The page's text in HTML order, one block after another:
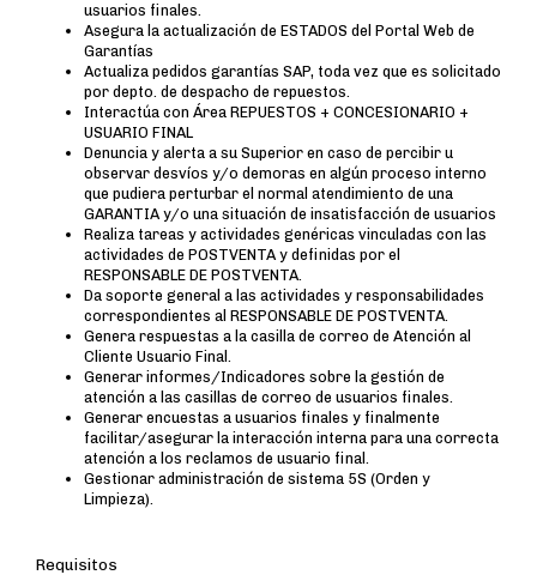
usuarios finales.
Asegura la actualización de ESTADOS del Portal Web de
Garantías
Actualiza pedidos garantías SAP, toda vez que es solicitado
por depto. de despacho de repuestos.
Interactúa con Área REPUESTOS + CONCESIONARIO +
USUARIO FINAL
Denuncia y alerta a su Superior en caso de percibir u
observar desvíos y/o demoras en algún proceso interno
que pudiera perturbar el normal atendimiento de una
GARANTIA y/o una situación de insatisfacción de usuarios
Realiza tareas y actividades genéricas vinculadas con las
actividades de POSTVENTA y definidas por el
RESPONSABLE DE POSTVENTA.
Da soporte general a las actividades y responsabilidades
correspondientes al RESPONSABLE DE POSTVENTA.
Genera respuestas a la casilla de correo de Atención al
Cliente Usuario Final.
Generar informes/Indicadores sobre la gestión de
atención a las casillas de correo de usuarios finales.
Generar encuestas a usuarios finales y finalmente
facilitar/asegurar la interacción interna para una correcta
atención a los reclamos de usuario final.
Gestionar administración de sistema 5S (Orden y
Limpieza).
Requisitos